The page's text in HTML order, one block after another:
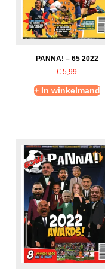
PANNA! – 65 2022
€ 5,99
+ In winkelmand